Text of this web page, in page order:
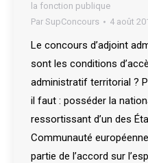
la fonction publique
Par SupConcours 4 août
Le concours d’adjoint
sont les conditions
administratif territorial ?
il faut : posséder la
ressortissant d’un des
Communauté
partie de l’accord sur